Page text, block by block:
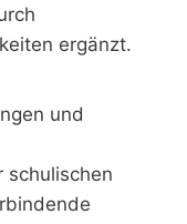
ergänzt.
und
schulischen